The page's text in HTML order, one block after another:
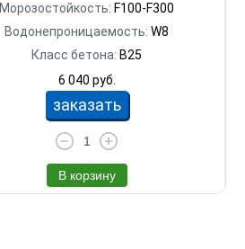
Морозостойкость: F100-F300
Водонепроницаемость: W8
Класс бетона: B25
6 040 руб.
заказать
В корзину